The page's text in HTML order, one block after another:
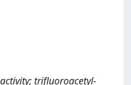
trifluoroacetyl-